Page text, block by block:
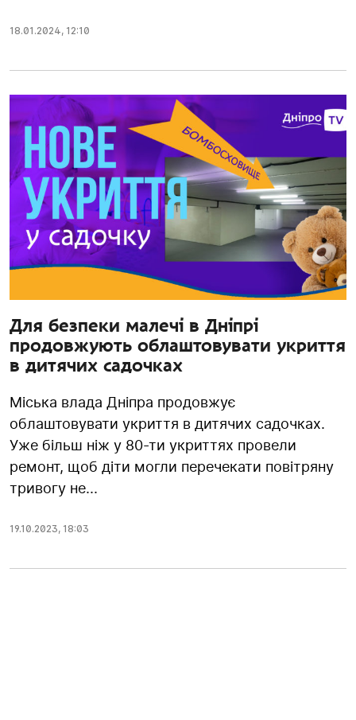
18.01.2024, 12:10
Для безпеки малечі в Дніпрі
продовжують облаштовувати укриття
в дитячих садочках
Міська влада Дніпра продовжує
облаштовувати укриття в дитячих садочках.
Уже більш ніж у 80-ти укриттях провели
ремонт, щоб діти могли перечекати повітряну
тривогу не...
19.10.2023, 18:03